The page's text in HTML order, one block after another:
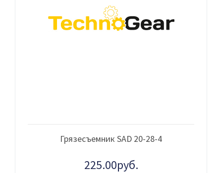
Грязесъемник SAD 20-28-4
225.00руб.